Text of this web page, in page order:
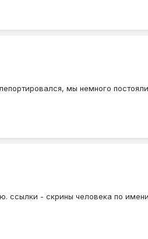
мы немного
ссылки - скрины человека по